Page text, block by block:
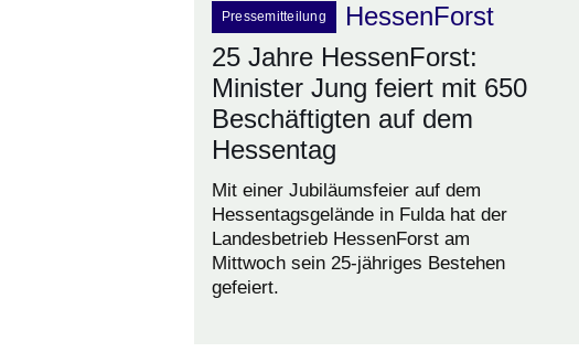
Pressemitteilung
HessenForst
25 Jahre HessenForst:
Minister Jung feiert mit 650
Beschäftigten auf dem
Hessentag
Mit einer Jubiläumsfeier auf dem
Hessentagsgelände in Fulda hat der
Landesbetrieb HessenForst am
Mittwoch sein 25-jähriges Bestehen
gefeiert.